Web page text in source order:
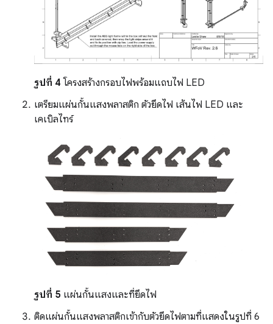
รูปที่ 4 โครงสร้างกรอบไฟพร้อมแถบไฟ LED
เตรียมแผ่นกั้นแสงพลาสติก ตัวยึดไฟ เส้นไฟ LED และ
เคเบิลไทร์
รูปที่ 5 แผ่นกั้นแสงและที่ยึดไฟ
ติดแผ่นกั้นแสงพลาสติกเข้ากับตัวยึดไฟตามที่แสดงในรูปที่ 6